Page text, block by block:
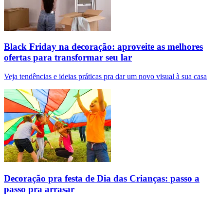
Black Friday na decoração: aproveite as melhores
ofertas para transformar seu lar
Veja tendências e ideias práticas pra dar um novo visual à sua casa
Decoração pra festa de Dia das Crianças: passo a
passo pra arrasar